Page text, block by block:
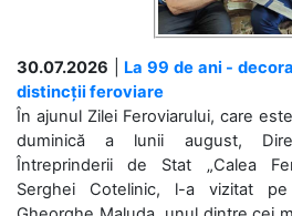
30.07.2026
La 99 de ani -
distincții feroviare
În ajunul Zilei Feroviarului, care
duminică a lunii august,
Întreprinderii de Stat „Calea
Serghei Cotelinic, l-a vizitat